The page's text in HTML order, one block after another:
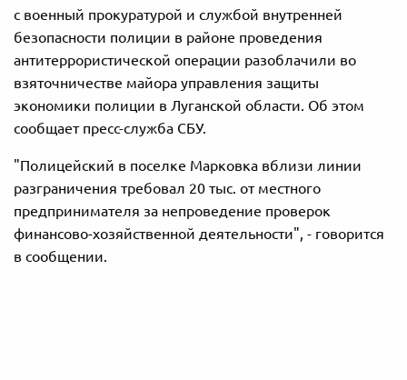
с военный прокуратурой и службой внутренней
безопасности полиции в районе проведения
антитеррористической операции разоблачили во
взяточничестве майора управления защиты
экономики полиции в Луганской области. Об этом
сообщает пресс-служба СБУ.
"Полицейский в поселке Марковка вблизи линии
разграничения требовал 20 тыс. от местного
предпринимателя за непроведение проверок
финансово-хозяйственной деятельности", - говорится
в сообщении.